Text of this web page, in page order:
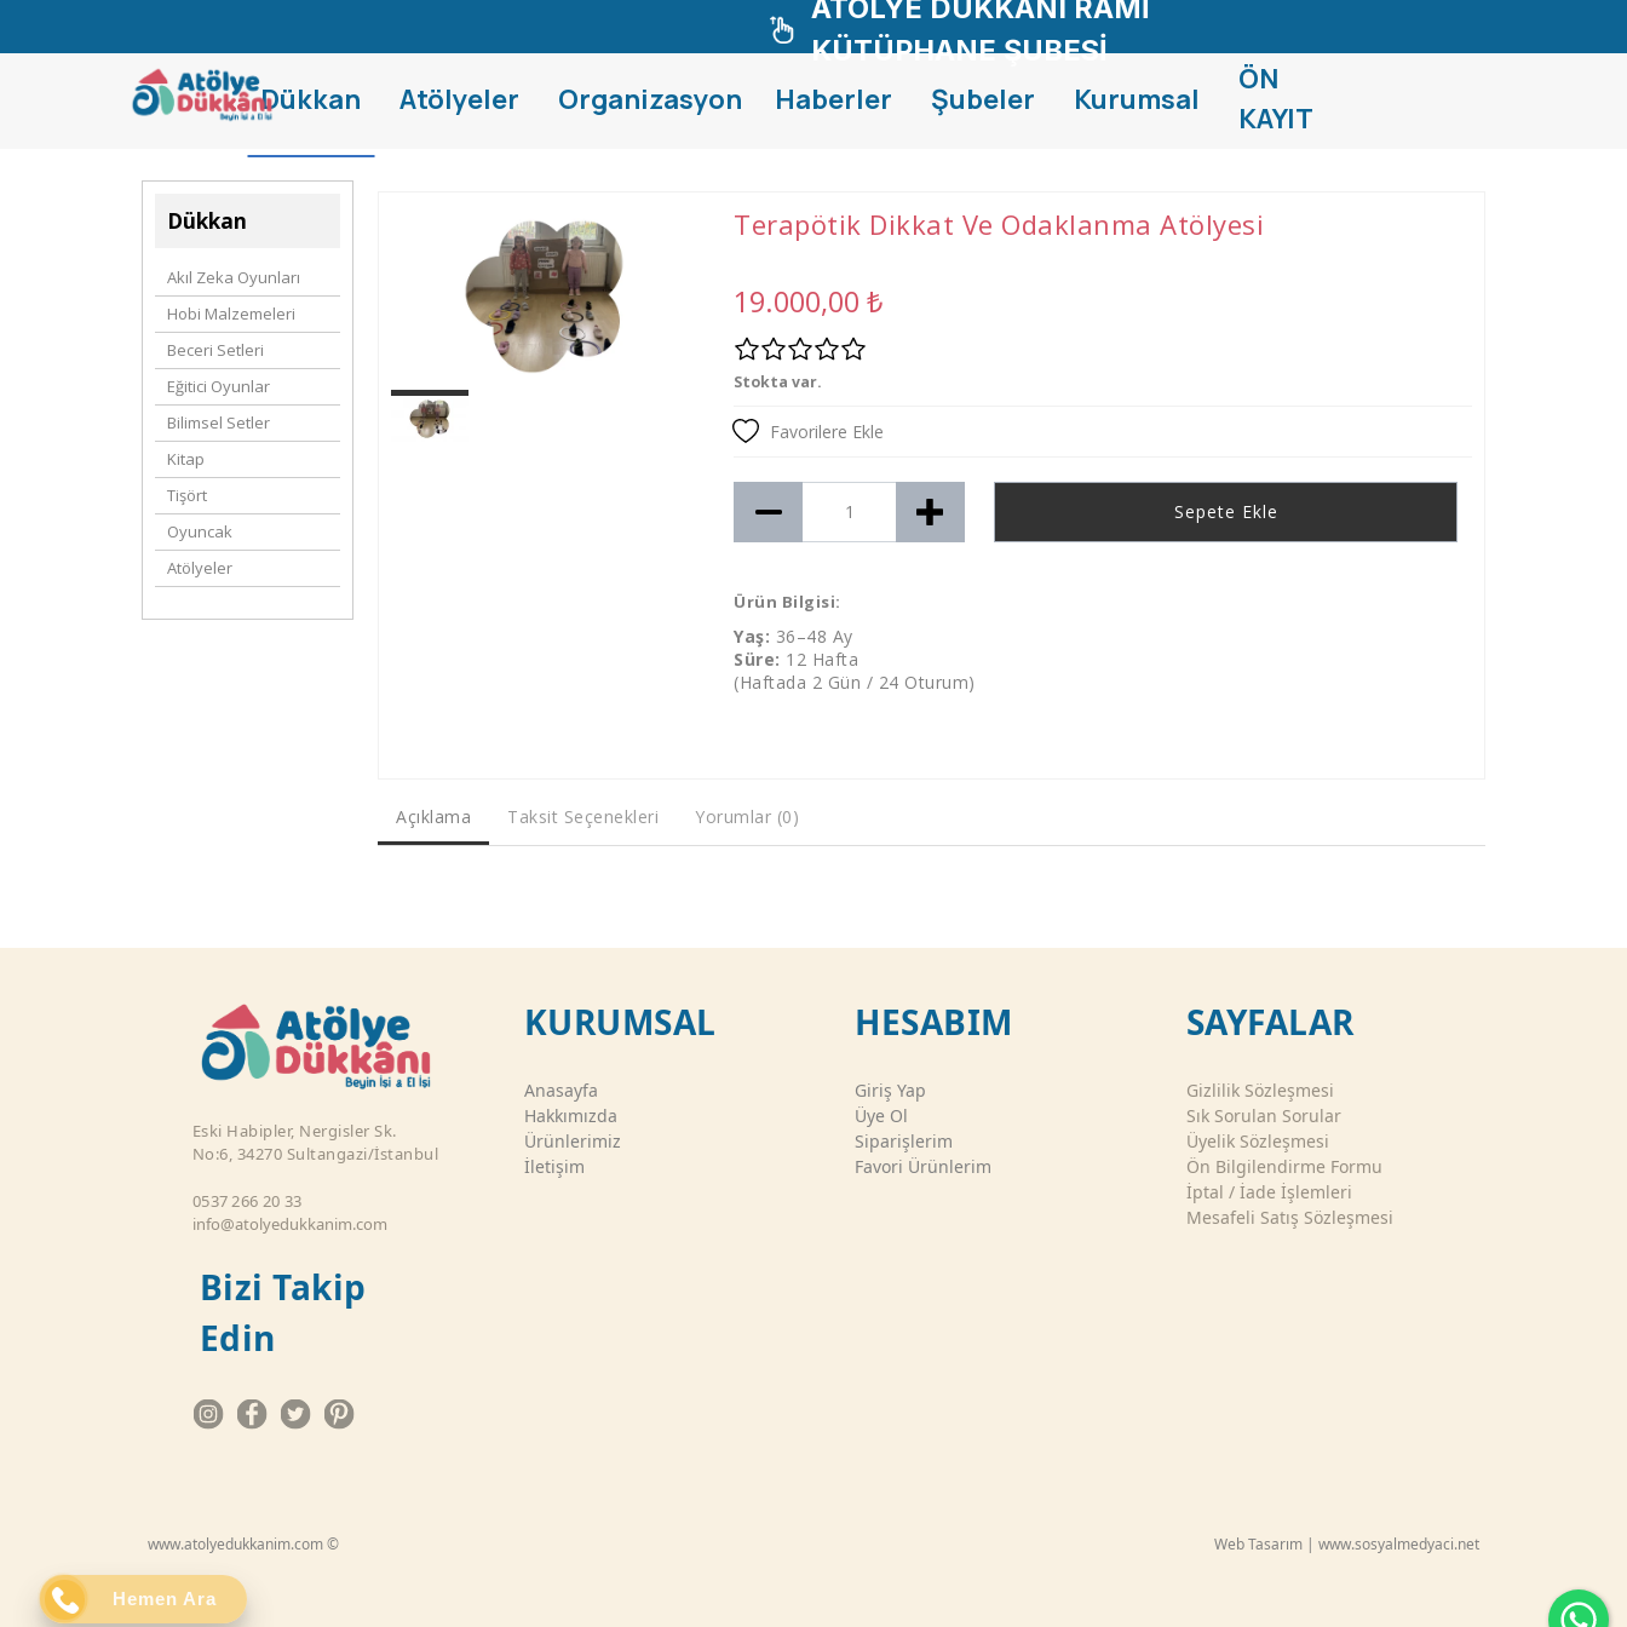
Dükkan
Akıl Zeka Oyunları
Hobi Malzemeleri
Beceri Setleri
Eğitici Oyunlar
Bilimsel Setler
Kitap
Tişört
Oyuncak
Atölyeler
Terapötik Dikkat Ve Odaklanma Atölyesi
19.000,00 ₺
Stokta var.
Favorilere Ekle
Sepete Ekle
Ürün Bilgisi:
Yaş: 36–48 Ay
Süre: 12 Hafta
(Haftada 2 Gün / 24 Oturum)
Açıklama Taksit Seçenekleri Yorumlar (0)
ATÖLYE DÜKKANI RAMİ
KÜTÜPHANE ŞUBESİ
Dükkan Atölyeler Organizasyon Haberler Şubeler Kurumsal
ÖN
KAYIT
Hemen Ara
Eski Habipler, Nergisler Sk.
No:6, 34270 Sultangazi/İstanbul
0537 266 20 33
info@atolyedukkanim.com
Bizi Takip
Edin
KURUMSAL
Anasayfa
Hakkımızda
Ürünlerimiz
İletişim
HESABIM
Giriş Yap
Üye Ol
Siparişlerim
Favori Ürünlerim
SAYFALAR
Gizlilik Sözleşmesi
Sık Sorulan Sorular
Üyelik Sözleşmesi
Ön Bilgilendirme Formu
İptal / İade İşlemleri
Mesafeli Satış Sözleşmesi
www.atolyedukkanim.com © Web Tasarım | www.sosyalmedyaci.net